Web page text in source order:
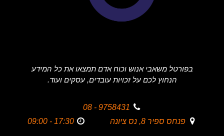
בפורטל משאבי אנוש וכוח אדם תמצאו את כל המידע
הנחוץ לכם על זכויות עובדים, עסקים ועוד.
9758431 - 08
פנחס ספיר 8, נס ציונה
17:30 - 09:00